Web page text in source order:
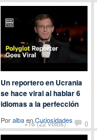
+16 (22 votos) 0
Un reportero en Ucrania
se hace viral al hablar 6
idiomas a la perfección
PoralbaenCuriosidades